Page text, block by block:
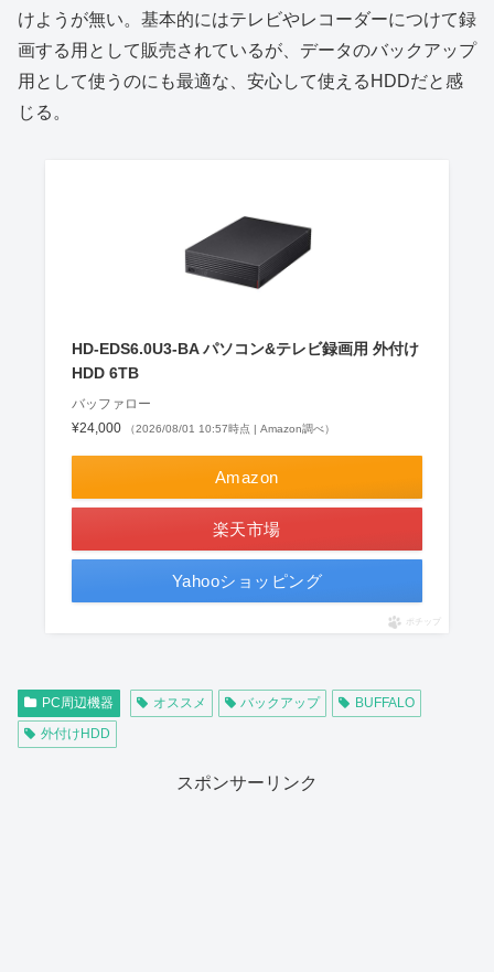
けようが無い。基本的にはテレビやレコーダーにつけて録
画する用として販売されているが、データのバックアップ
用として使うのにも最適な、安心して使えるHDDだと感
じる。
HD-EDS6.0U3-BA パソコン&テレビ録画用 外付け
HDD 6TB
バッファロー
¥24,000
（2026/08/01 10:57時点 | Amazon調べ）
Amazon
楽天市場
Yahooショッピング
ポチップ
PC周辺機器 オススメ バックアップ
BUFFALO
外付けHDD
スポンサーリンク